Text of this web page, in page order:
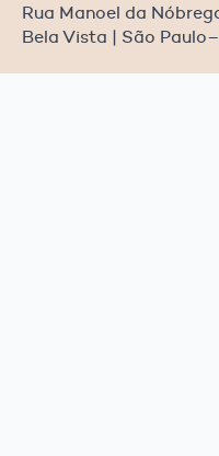
Rua Manoel da
Bela Vista | São